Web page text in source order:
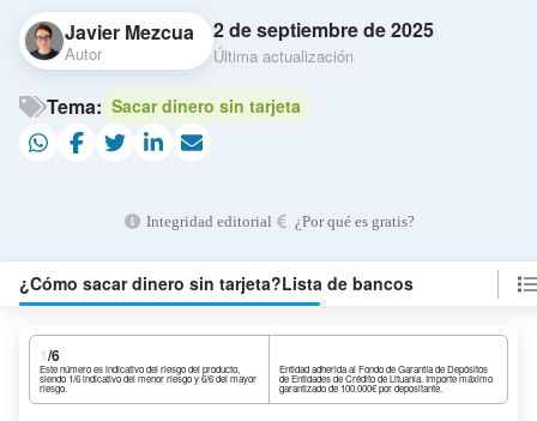
Javier Mezcua
Autor
2 de septiembre de 2025
Última actualización
Tema: Sacar dinero sin tarjeta
Integridad editorial ¿Por qué es gratis?
¿Cómo sacar dinero sin tarjeta?Lista de bancos
1/6
Este número es indicativo del riesgo del producto,
siendo 1/6 indicativo del menor riesgo y 6/6 del mayor
riesgo.
Entidad adherida al Fondo de Garantía de Depósitos
de Entidades de Crédito de Lituania. Importe máximo
garantizado de 100.000€ por depositante.